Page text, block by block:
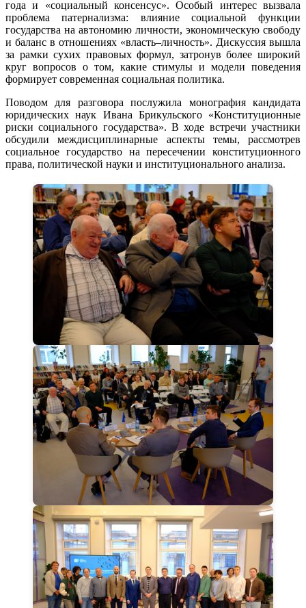
года и «социальный консенсус». Особый интерес вызвала
проблема патернализма: влияние социальной функции
государства на автономию личности, экономическую свободу
и баланс в отношениях «власть–личность». Дискуссия вышла
за рамки сухих правовых формул, затронув более широкий
круг вопросов о том, какие стимулы и модели поведения
формирует современная социальная политика.
Поводом для разговора послужила монография кандидата
юридических наук Ивана Брикульского «Конституционные
риски социального государства». В ходе встречи участники
обсудили междисциплинарные аспекты темы, рассмотрев
социальное государство на пересечении конституционного
права, политической науки и институционального анализа.